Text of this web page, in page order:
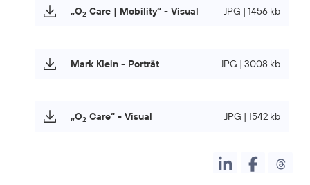
Mark Klein - Porträt JPG | 3008 kb
„O2 Care | Mobility“ - Visual JPG | 1456 kb
„O2 Care“ - Visual JPG | 1542 kb